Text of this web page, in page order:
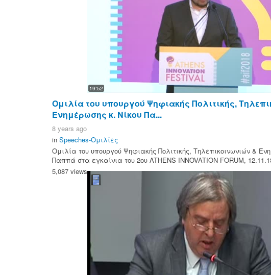
19:52
Ομιλία του υπουργού Ψηφιακής Πολιτικής,
Ενημέρωσης κ. Νίκου Πα...
8 years ago
in Speeches-Ομιλίες
Ομιλία του υπουργού Ψηφιακής Πολιτικής, Τηλεπικοινωνιών &
Παππά στα εγκαίνια του 2ου ATHENS INNOVATION FORUM,
5,087 views